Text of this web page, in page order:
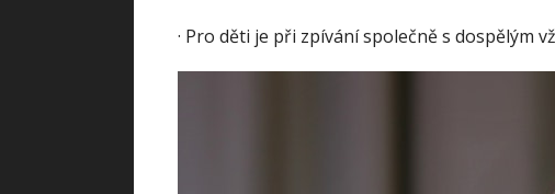
· Pro děti je při zpívání společně s dospělým